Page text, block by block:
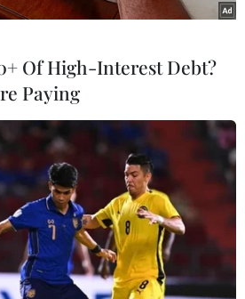
Of High-Interest Debt?
Paying